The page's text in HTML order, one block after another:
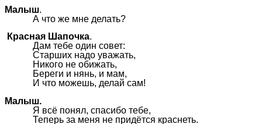
Малыш.
А что же мне делать?
Красная Шапочка.
Дам тебе один совет:
Старших надо уважать,
Никого не обижать,
Береги и нянь, и мам,
И что можешь, делай сам!
Малыш.
Я всё понял, спасибо тебе,
Теперь за меня не придётся краснеть.